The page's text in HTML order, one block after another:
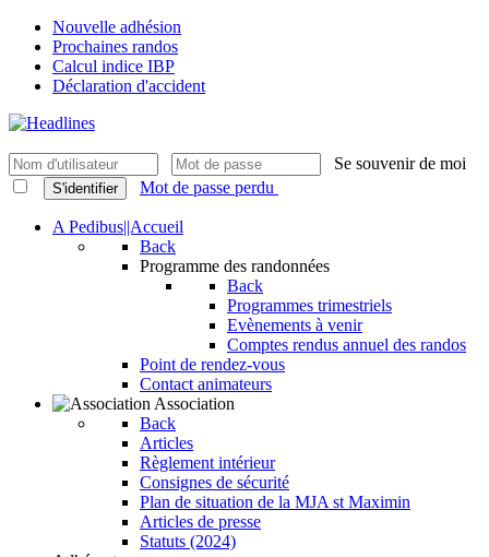
Nouvelle adhésion
Prochaines randos
Calcul indice IBP
Déclaration d'accident
Se souvenir de moi
S'identifier Mot de passe perdu
A Pedibus||Accueil
Back
Programme des randonnées
Back
Programmes trimestriels
Evènements à venir
Comptes rendus annuel des randos
Point de rendez-vous
Contact animateurs
Association
Back
Articles
Règlement intérieur
Consignes de sécurité
Plan de situation de la MJA st Maximin
Articles de presse
Statuts (2024)